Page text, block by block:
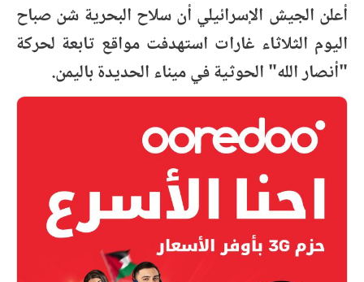
أعلن الجيش الإسرائيلي أن سلاح البحرية شن صباح
اليوم الثلاثاء غارات استهدفت مواقع تابعة لحركة
"أنصار الله" الحوثية في ميناء الحديدة باليمن.